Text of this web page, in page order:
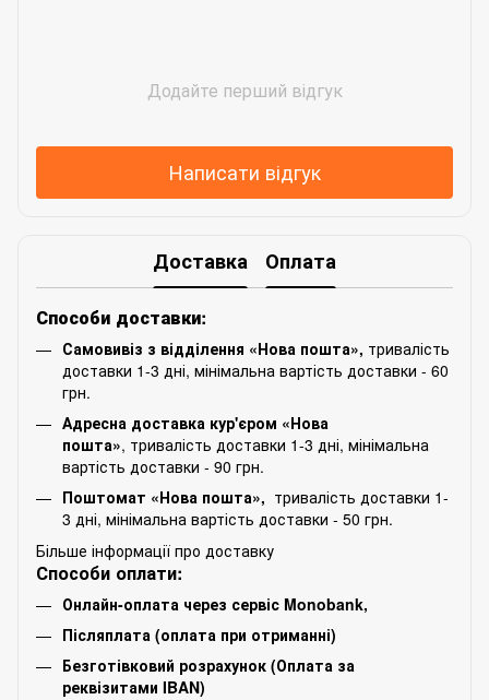
Додайте перший відгук
Написати відгук
Доставка Оплата
Способи доставки:
Самовивіз з відділення «Нова пошта», тривалість
доставки 1-3 дні, мінімальна вартість доставки - 60
грн.
Адресна доставка кур'єром «Нова
пошта», тривалість доставки 1-3 дні, мінімальна
вартість доставки - 90 грн.
Поштомат «Нова пошта», тривалість доставки 1-
3 дні, мінімальна вартість доставки - 50 грн.
Більше інформації про доставку
Способи оплати:
Онлайн-оплата через сервіс Monobank,
Післяплата (оплата при отриманні)
Безготівковий розрахунок (Оплата за
реквізитами IBAN)